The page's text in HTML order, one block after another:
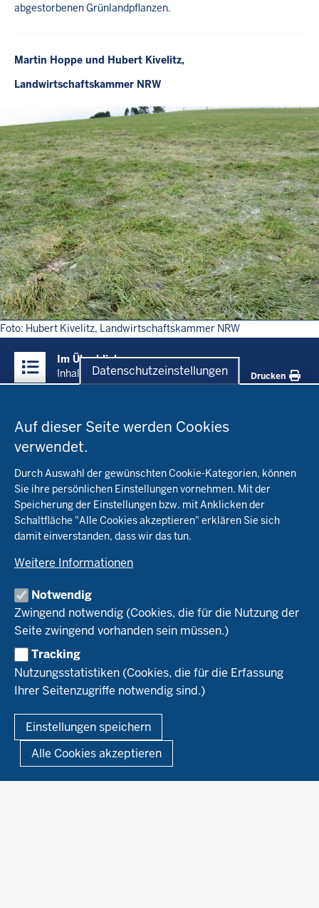
Datenschutzeinstellungen
Auf dieser Seite werden Cookies
verwendet.
Durch Auswahl der gewünschten Cookie-Kategorien, können
Sie ihre persönlichen Einstellungen vornehmen. Mit der
Speicherung der Einstellungen bzw. mit Anklicken der
Schaltfläche "Alle Cookies akzeptieren" erklären Sie sich
damit einverstanden, dass wir das tun.
Weitere Informationen
Notwendig
Zwingend notwendig (Cookies, die für die Nutzung der
Seite zwingend vorhanden sein müssen.)
Tracking
Nutzungsstatistiken (Cookies, die für die Erfassung
Ihrer Seitenzugriffe notwendig sind.)
Einstellungen speichern
Alle Cookies akzeptieren
abgestorbenen Grünlandpflanzen.
Martin Hoppe und Hubert Kivelitz,
Landwirtschaftskammer NRW
Foto: Hubert Kivelitz, Landwirtschaftskammer NRW
Inhalte
Im Überblick
Inhalt
Drucken
in
der
Fachinfo
Öko-Modellregionen NRW
Pflanzenbau
Tierhaltung
Markt
Umstellung
Recht
Beratung
Bioland
Naturland
Versuche
Leitbetriebe Ökologischer Landbau
Versuchsbetriebe
WRRL-Modellbetriebe
Kontakte Versuchswesen
Aktuelles
Arbeitsschwerpunkte
Material & Kontakt
Ökoschule in Kleve
Ausbildungsbetriebe
Berufsausbildung
Forschung
Projekte Ökoteam
Forschungsergebnisse
Service
Kontakt
Newsletter
Demonstrationsbetriebe Ökologischer Landbau
Links
Fußzeile
Impressum Datenschutzerklärung